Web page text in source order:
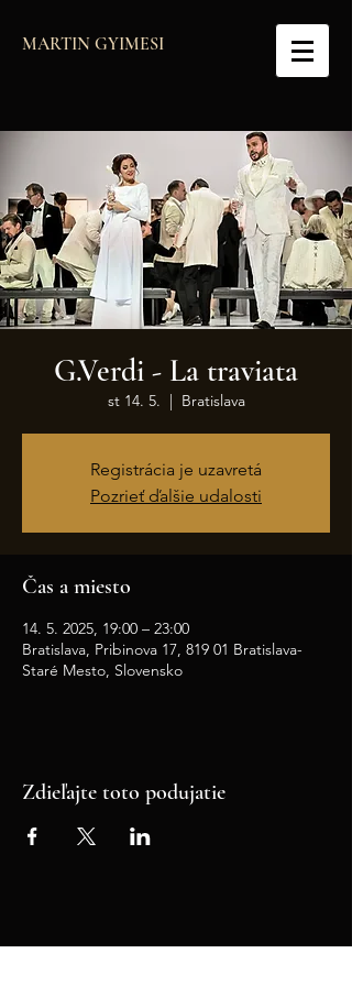
MARTIN GYIMESI
G.Verdi - La traviata
st 14. 5.
  |
Bratislava
Registrácia je uzavretá
Pozrieť ďalšie udalosti
Čas a miesto
14. 5. 2025, 19:00 – 23:00
Bratislava, Pribinova 17, 819 01 Bratislava-
Staré Mesto, Slovensko
Zdieľajte toto podujatie